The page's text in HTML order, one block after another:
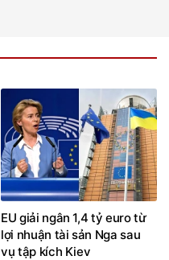
EU giải ngân 1,4 tỷ euro từ
lợi nhuận tài sản Nga sau
vụ tập kích Kiev